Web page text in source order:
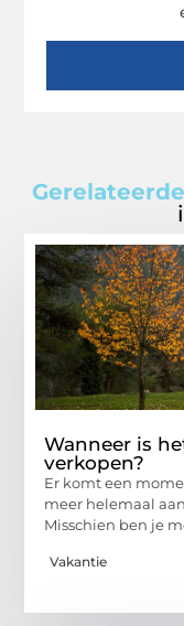
Wanneer is
verkopen?
Er komt een
meer helemaal
Misschien ben je
Vakantie